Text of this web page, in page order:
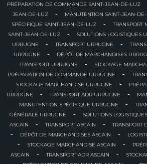
PRÉPARATION DE COMMANDE SAINT-JEAN-DE-LUZ
JEAN-DE-LUZ
- MANUTENTION SAINT-JEAN-
SPÉCIFIQUE SAINT-JEAN-DE-LUZ
-
TRANSPORT
SAINT-JEAN-DE-LUZ
- SOLUTIONS LOGISTIQUES
URRUGNE
- TRANSPORT URRUGNE -
URRUGNE
- DÉPÔT DE MARCHANDISES
TRANSPORT URRUGNE
- STOCKAGE
PRÉPARATION DE COMMANDE URRUGNE -
STOCKAGE MARCHANDISE URRUGNE -
URRUGNE
- TRANSPORT ADR URRUGNE -
MANUTENTION SPÉCIFIQUE URRUGNE -
GÉNÉRALE URRUGNE
- SOLUTIONS
ASCAIN
- TRANSPORT ASCAIN - TRANSPORT
- DÉPÔT DE MARCHANDISES ASCAIN -
- STOCKAGE MARCHANDISE ASCAIN -
ASCAIN
- TRANSPORT ADR ASCAIN -